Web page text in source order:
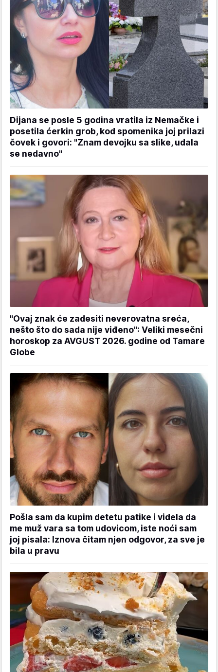
Dijana se posle 5 godina vratila iz Nemačke i
posetila ćerkin grob, kod spomenika joj prilazi
čovek i govori: "Znam devojku sa slike, udala
se nedavno"
"Ovaj znak će zadesiti neverovatna sreća,
nešto što do sada nije viđeno": Veliki mesečni
horoskop za AVGUST 2026. godine od Tamare
Globe
Pošla sam da kupim detetu patike i videla da
me muž vara sa tom udovicom, iste noći sam
joj pisala: Iznova čitam njen odgovor, za sve je
bila u pravu